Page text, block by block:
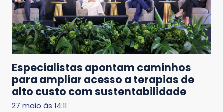
Especialistas apontam caminhos
para ampliar acesso a terapias de
alto custo com sustentabilidade
27 maio às 14:11